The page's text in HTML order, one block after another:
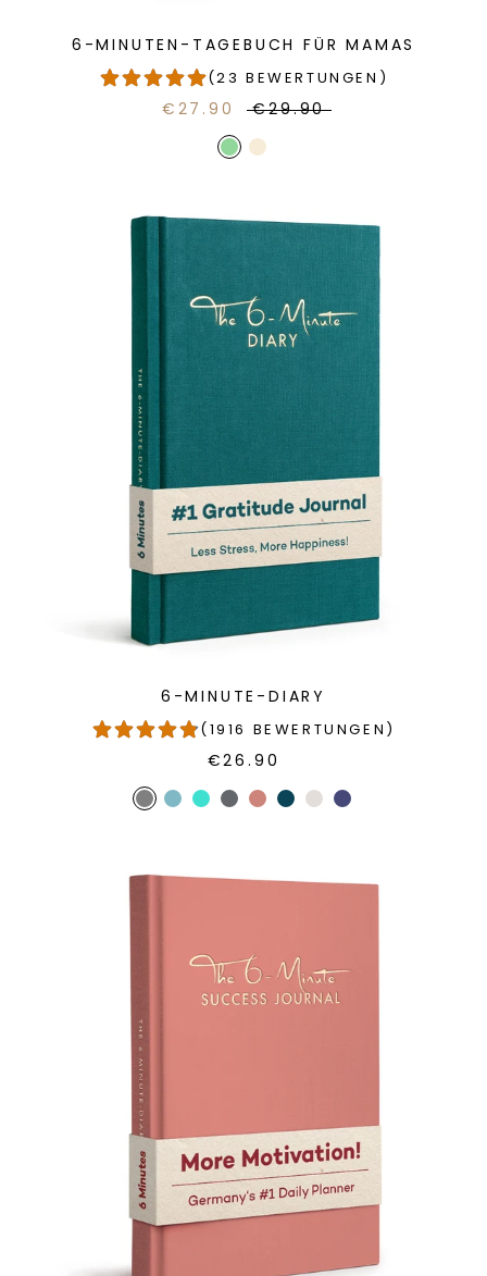
6-MINUTEN-TAGEBUCH FÜR MAMAS
(23 BEWERTUNGEN)
€27.90 €29.90
6-MINUTE-DIARY
(1916 BEWERTUNGEN)
€26.90